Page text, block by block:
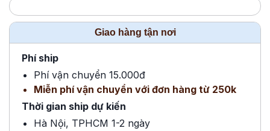
Giao hàng tận nơi
Phí ship
Phí vận chuyển 15.000đ
Miễn phí vận chuyển với đơn hàng từ 250k
Thời gian ship dự kiến
Hà Nội, TPHCM 1-2 ngày